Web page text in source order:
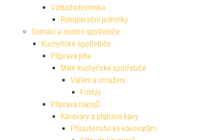
Vzduchotechnika
Rekuperační jednotky
Domácí a osobní spotřebiče
Kuchyňské spotřebiče
Příprava jídla
Malé kuchyňské spotřebiče
Vaření a smažení
Fritézy
Příprava nápojů
Kávovary a příprava kávy
Příslušenství ke kávovarům